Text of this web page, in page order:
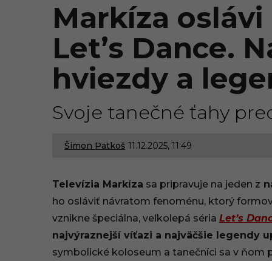
Markíza
Let’s Dance.
hviezdy a
Svoje tanečné ťahy
Šimon Patkoš 11.12.2025, 11:49
1
1
Televízia Markíza sa pripravuje na jeden z
ho osláviť návratom fenoménu, ktorý
vznikne špeciálna, veľkolepá séria Let’s
najvýraznejší víťazi a najväčšie legendy
symbolické koloseum a tanečníci sa v